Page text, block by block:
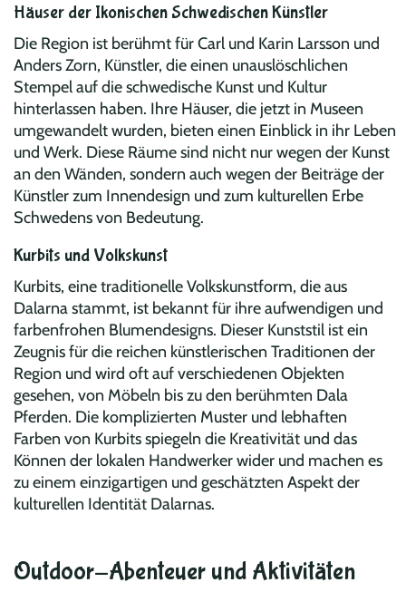
Häuser der Ikonischen Schwedischen Künstler
Die Region ist berühmt für Carl und Karin Larsson und
Anders Zorn, Künstler, die einen unauslöschlichen
Stempel auf die schwedische Kunst und Kultur
hinterlassen haben. Ihre Häuser, die jetzt in Museen
umgewandelt wurden, bieten einen Einblick in ihr Leben
und Werk. Diese Räume sind nicht nur wegen der Kunst
an den Wänden, sondern auch wegen der Beiträge der
Künstler zum Innendesign und zum kulturellen Erbe
Schwedens von Bedeutung.
Kurbits und Volkskunst
Kurbits, eine traditionelle Volkskunstform, die aus
Dalarna stammt, ist bekannt für ihre aufwendigen und
farbenfrohen Blumendesigns. Dieser Kunststil ist ein
Zeugnis für die reichen künstlerischen Traditionen der
Region und wird oft auf verschiedenen Objekten
gesehen, von Möbeln bis zu den berühmten Dala
Pferden. Die komplizierten Muster und lebhaften
Farben von Kurbits spiegeln die Kreativität und das
Können der lokalen Handwerker wider und machen es
zu einem einzigartigen und geschätzten Aspekt der
kulturellen Identität Dalarnas.
Outdoor-Abenteuer und Aktivitäten